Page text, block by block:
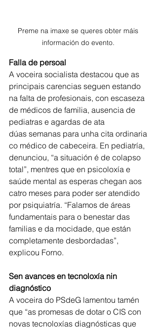
Preme na imaxe se queres obter máis
información do evento.
Falla de persoal
A voceira socialista destacou que as
principais carencias seguen estando
na falta de profesionais, con escaseza
de médicos de familia, ausencia de
pediatras e agardas de ata
dúas semanas para unha cita ordinaria
co médico de cabeceira. En pediatría,
denunciou, “a situación é de colapso
total”, mentres que en psicoloxía e
saúde mental as esperas chegan aos
catro meses para poder ser atendido
por psiquiatría. “Falamos de áreas
fundamentais para o benestar das
familias e da mocidade, que están
completamente desbordadas”,
explicou Forno.
Sen avances en tecnoloxía nin
diagnóstico
A voceira do PSdeG lamentou tamén
que “as promesas de dotar o CIS con
novas tecnoloxías diagnósticas que